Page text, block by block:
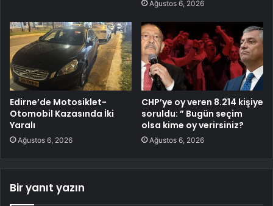
Ağustos 6, 2026
Edirne’de Motosiklet-
Otomobil Kazasında İki
Yaralı
Ağustos 6, 2026
CHP’ye oy veren 8.214 kişiye
soruldu: ” Bugün seçim
olsa kime oy verirsiniz?
Ağustos 6, 2026
Bir yanıt yazın